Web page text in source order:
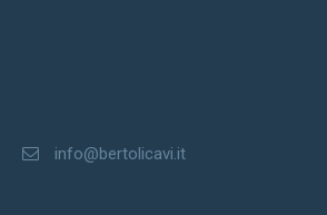
info@bertolicavi.it